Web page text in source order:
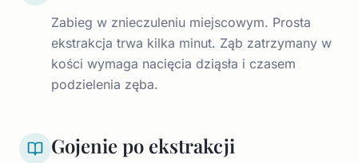
Zabieg w znieczuleniu miejscowym. Prosta
ekstrakcja trwa kilka minut. Ząb zatrzymany w
kości wymaga nacięcia dziąsła i czasem
podzielenia zęba.
Gojenie po ekstrakcji